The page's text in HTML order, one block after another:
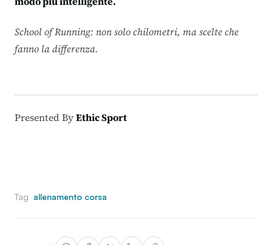
School of Running: non solo chilometri, ma scelte che
fanno la differenza.
Presented ByEthic Sport
Tag allenamento corsa